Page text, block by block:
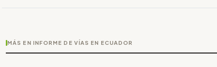
MÁS EN INFORME DE VÍAS EN ECUADOR